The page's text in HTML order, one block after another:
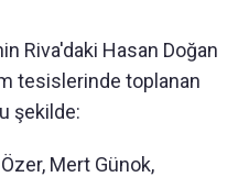
Riva'daki Hasan Doğan
tesislerinde toplanan
şekilde:
Mert Günok,